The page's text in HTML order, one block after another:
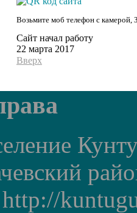
Возьмите моб телефон с камерой,
Сайт начал работу
22 марта 2017
Вверх